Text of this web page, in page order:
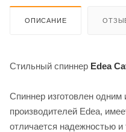
ОПИСАНИЕ
Стильный спиннер Edea
Спиннер изготовлен одним
производителей Edea,
отличается надежностью